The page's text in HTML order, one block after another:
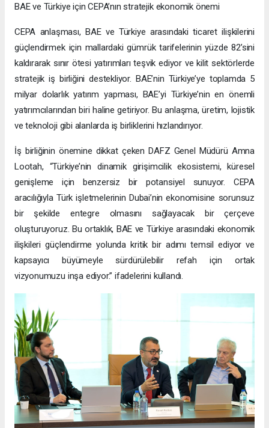
BAE ve Türkiye için CEPA’nın stratejik ekonomik önemi
CEPA anlaşması, BAE ve Türkiye arasındaki ticaret ilişkilerini
güçlendirmek için mallardaki gümrük tarifelerinin yüzde 82’sini
kaldırarak sınır ötesi yatırımları teşvik ediyor ve kilit sektörlerde
stratejik iş birliğini destekliyor. BAE’nin Türkiye’ye toplamda 5
milyar dolarlık yatırım yapması, BAE’yi Türkiye’nin en önemli
yatırımcılarından biri haline getiriyor. Bu anlaşma, üretim, lojistik
ve teknoloji gibi alanlarda iş birliklerini hızlandırıyor.
İş birliğinin önemine dikkat çeken DAFZ Genel Müdürü Amna
Lootah, “Türkiye’nin dinamik girişimcilik ekosistemi, küresel
genişleme için benzersiz bir potansiyel sunuyor. CEPA
aracılığıyla Türk işletmelerinin Dubai’nin ekonomisine sorunsuz
bir şekilde entegre olmasını sağlayacak bir çerçeve
oluşturuyoruz. Bu ortaklık, BAE ve Türkiye arasındaki ekonomik
ilişkileri güçlendirme yolunda kritik bir adımı temsil ediyor ve
kapsayıcı büyümeyle sürdürülebilir refah için ortak
vizyonumuzu inşa ediyor.” ifadelerini kullandı.